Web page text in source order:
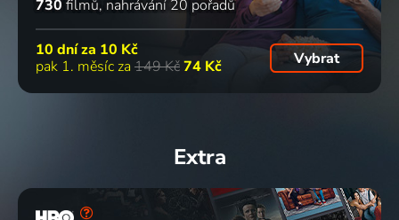
730 filmů nahrávání 20 pořadů
10 dní za 10 Kč
pak 1. měsíc za 149 Kč74 Kč Vybrat
Extra